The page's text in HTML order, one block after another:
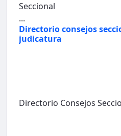
Seccional
...
Directorio consejos
judicatura
Directorio Consejos